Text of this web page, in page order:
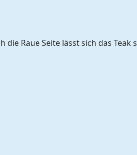
Raue Seite lässt sich das